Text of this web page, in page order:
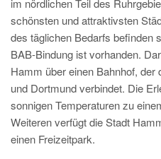
im nördlichen Teil des
schönsten und attraktivsten
des täglichen Bedarfs befinden
BAB-Bindung ist vorhanden.
Hamm über einen Bahnhof,
und Dortmund verbindet. Die
sonnigen Temperaturen zu
Weiteren verfügt die Stadt
einen Freizeitpark.